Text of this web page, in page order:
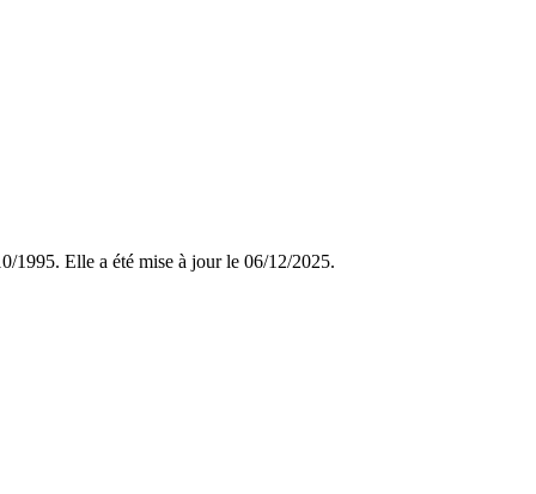
1995. Elle a été mise à jour le 06/12/2025.